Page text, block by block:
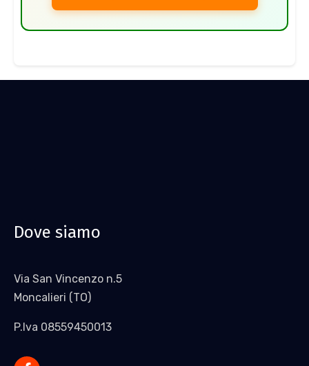
Dove siamo
Via San Vincenzo n.5
Moncalieri (TO)
P.Iva 08559450013